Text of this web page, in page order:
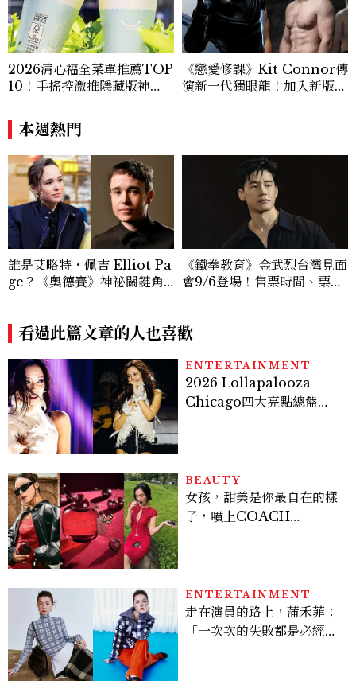
2026清心福全菜單推薦TOP
10！手搖控激推隱藏版神
《戀愛修課》Kit Connor傳
演新一代獨眼龍！加入新版
本週熱門
誰是艾略特・佩吉 Elliot Pa
ge？《奧德賽》神祕關鍵角
事
《鐵拳教育》金武烈台灣見面
會9/6登場！售票時間、票
看過此篇文章的人也喜歡
ENTERTAINMENT
2026 Lollapalooza
Chicago四大亮點總盤
BEAUTY
女孩，甜美是你最自在的樣
子，噴上COACH
ENTERTAINMENT
走在演員的路上，蒲禾菲：
「一次次的失敗都是必經過